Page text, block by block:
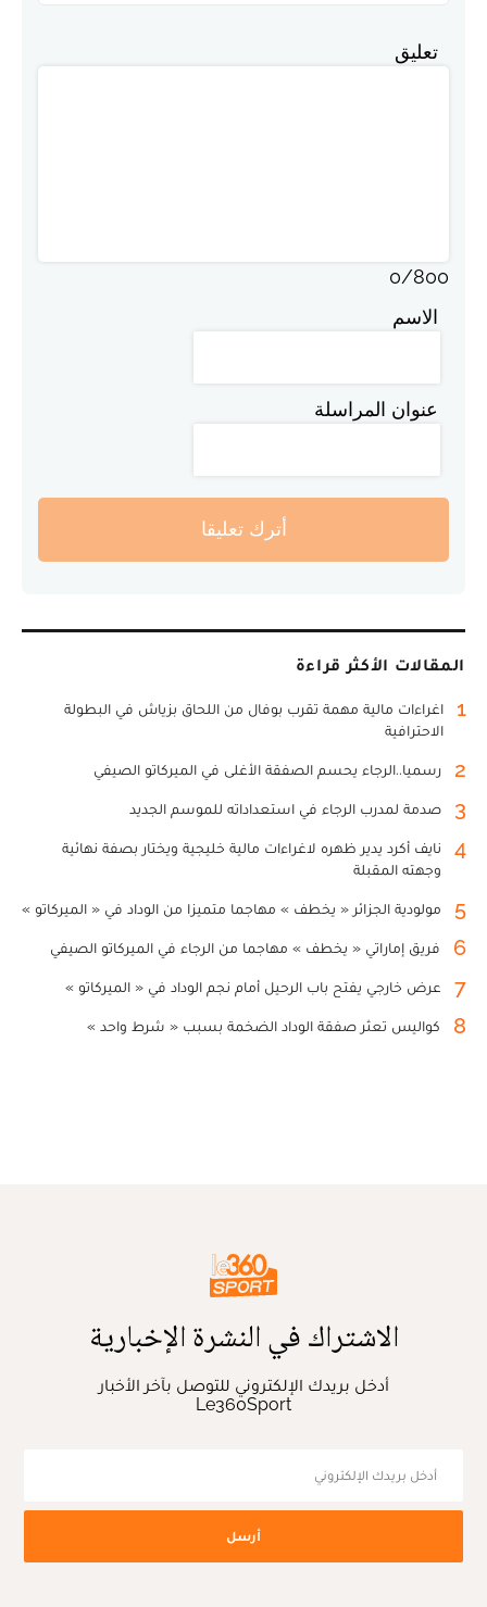
تعليق
0/800
الاسم
عنوان المراسلة
أترك تعليقا
المقالات الأكثر قراءة
1
اغراءات مالية مهمة تقرب بوفال من اللحاق بزياش في البطولة
الاحترافية
2 رسميا..الرجاء يحسم الصفقة الأغلى في الميركاتو الصيفي
3 صدمة لمدرب الرجاء في استعداداته للموسم الجديد
4
نايف أكرد يدير ظهره لاغراءات مالية خليجية ويختار بصفة نهائية
وجهته المقبلة
5 مولودية الجزائر « يخطف » مهاجما متميزا من الوداد في « الميركاتو »
6 فريق إماراتي « يخطف » مهاجما من الرجاء في الميركاتو الصيفي
7 عرض خارجي يفتح باب الرحيل أمام نجم الوداد في « الميركاتو »
8 كواليس تعثر صفقة الوداد الضخمة بسبب « شرط واحد »
الاشتراك في النشرة الإخبارية
أدخل بريدك الإلكتروني للتوصل بآخر الأخبار
Le360Sport
أرسل